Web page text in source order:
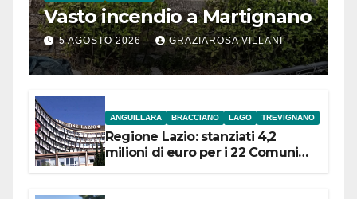
Vasto incendio a Martignano
5 AGOSTO 2026 GRAZIAROSA VILLANI
ANGUILLARA BRACCIANO LAGO TREVIGNANO
Regione Lazio: stanziati 4,2
milioni di euro per i 22 Comuni